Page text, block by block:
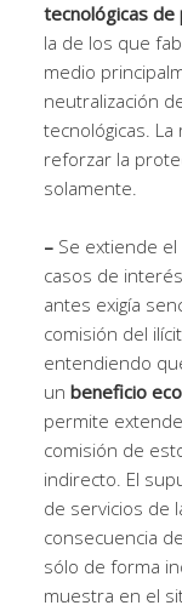
tecnológicas
la de los que
medio
neutralización
tecnológicas.
reforzar la
solamente.
– Se extiende
casos de
antes exigía
comisión del
entendiendo
un beneficio
permite
comisión de
indirecto. El
de servicios de
consecuencia
sólo de forma
muestra en el